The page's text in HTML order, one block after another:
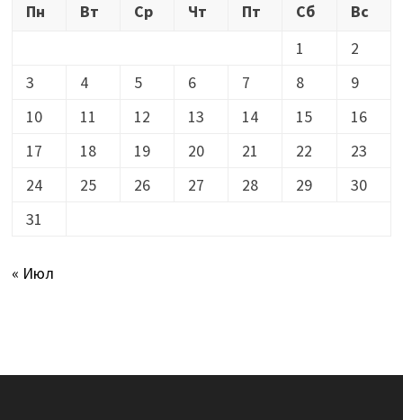
Пн
Вт Ср Чт Пт Сб
Вс
1
2
3
4 5 6 7 8
9
10
11 12 13 14 15
16
17
18 19 20 21 22
23
24
25 26 27 28 29
30
31
« Июл